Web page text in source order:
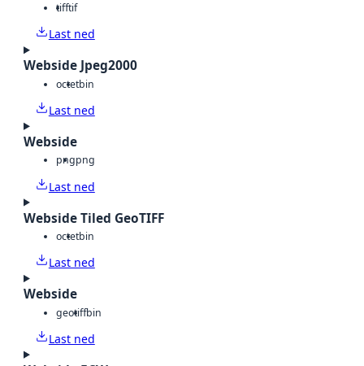
tifftif
Last ned
Webside Jpeg2000
octetbin
Last ned
Webside
pngpng
Last ned
Webside Tiled GeoTIFF
octetbin
Last ned
Webside
geotiffbin
Last ned